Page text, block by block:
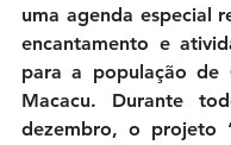
uma agenda especial
encantamento e
para a população de
Macacu. Durante
dezembro, o projeto